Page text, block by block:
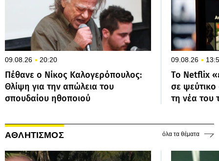
09.08.26 20:20
Πέθανε ο Νίκος Καλογερόπουλος:
Θλίψη για την απώλεια του
σπουδαίου ηθοποιού
09.08.26
Το Netflix
σε ψεύτικο
τη νέα του
ΑΘΛΗΤΙΣΜΟΣ όλα τα θέματα